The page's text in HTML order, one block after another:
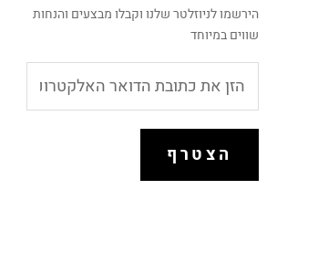
הירשמו לניוזלטר שלנו וקבלו מבצעים והנחות
שווים במיוחד
הצטרף